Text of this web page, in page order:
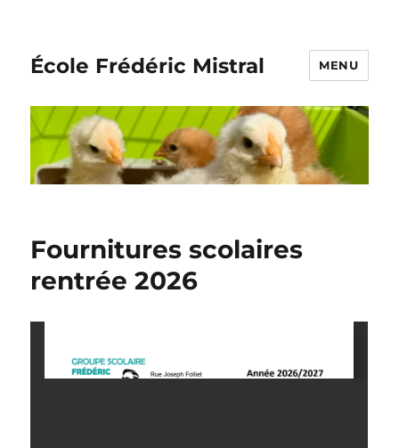
École Frédéric Mistral MENU
Fournitures scolaires
rentrée 2026